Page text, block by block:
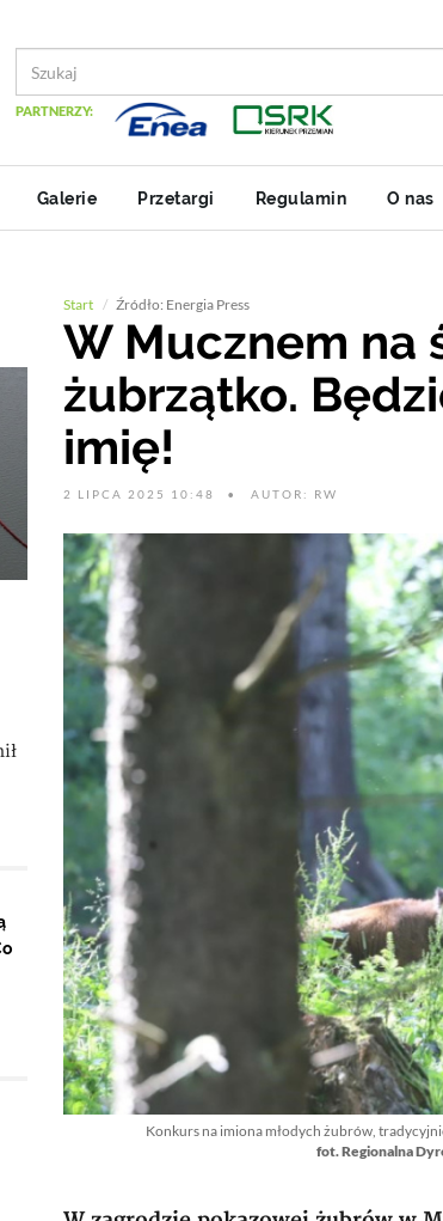
PARTNERZY:
Galerie Przetargi Regulamin O nas
Start Źródło: Energia Press
W Mucznem na
żubrzątko.
imię!
2 LIPCA 2025 10:48 AUTOR: RW
Konkurs na imiona młodych żubrów,
fot. Regionalna